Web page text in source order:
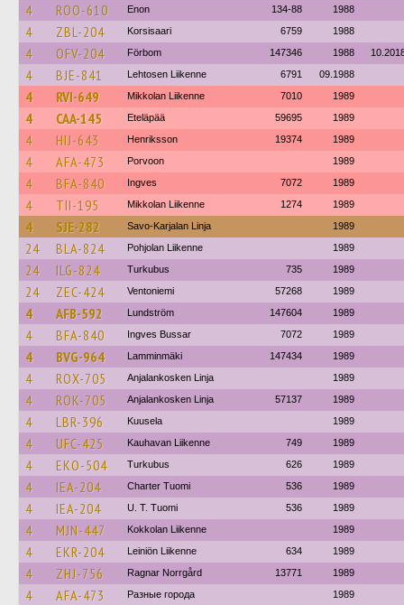
4 ROO-610 Enon 134-88 1988
4 ZBL-204 Korsisaari 6759 1988
4 OFV-204 Förbom 147346 1988
4 BJE-841 Lehtosen Liikenne 6791 09.1988
4 RVI-649 Mikkolan Liikenne 7010 1989
4 CAA-145 Eteläpää 59695 1989
4 HIJ-643 Henriksson 19374 1989
4 AFA-473 Porvoon 1989
4 BFA-840 Ingves 7072 1989
4 TII-195 Mikkolan Liikenne 1274 1989
4 SJE-282 Savo-Karjalan Linja 1989
24 BLA-824 Pohjolan Liikenne 1989
24 ILG-824 Turkubus 735 1989
24 ZEC-424 Ventoniemi 57268 1989
4 AFB-592 Lundström 147604 1989
4 BFA-840 Ingves Bussar 7072 1989
4 BVG-964 Lamminmäki 147434 1989
4 ROX-705 Anjalankosken Linja 1989
4 ROK-705 Anjalankosken Linja 57137 1989
4 LBR-396 Kuusela 1989
4 UFC-425 Kauhavan Liikenne 749 1989
4 EKO-504 Turkubus 626 1989
4 IEA-204 Charter Tuomi 536 1989
4 IEA-204 U. T. Tuomi 536 1989
4 MJN-447 Kokkolan Liikenne 1989
4 EKR-204 Leiniön Liikenne 634 1989
4 ZHJ-756 Ragnar Norrgård 13771 1989
4 AFA-473 Разные города 1989